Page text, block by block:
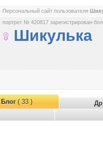
Персональный сайт пользователя
портрет № 420817 зарегистрирован
Шикулька
Блог( 33 )